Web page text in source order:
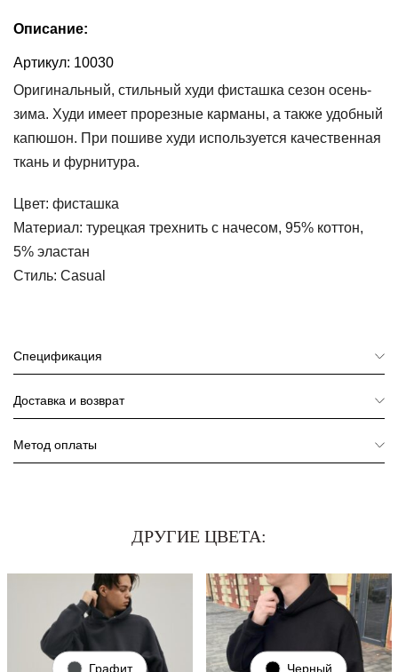
Женские
Туники и
Шорты
Описание:
Артикул: 10030
Оригинальный, стильный худи фисташка сезон осень-
зима. Худи имеет прорезные карманы, а также удобный
капюшон. При пошиве худи используется качественная
ткань и фурнитура.
Цвет: фисташка
Материал: турецкая трехнить с начесом, 95% коттон,
5% эластан
Стиль: Casual
Спецификация
Доставка и возврат
Метод оплаты
ДРУГИЕ ЦВЕТА:
Графит Черный